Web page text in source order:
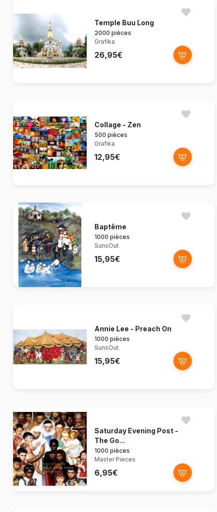
Temple Buu Long
2000 pièces
Grafika
26,95€
Collage - Zen
500 pièces
Grafika
12,95€
Baptême
1000 pièces
SunsOut
15,95€
Annie Lee - Preach On
1000 pièces
SunsOut
15,95€
Saturday Evening Post -
The Go...
1000 pièces
Master Pieces
6,95€